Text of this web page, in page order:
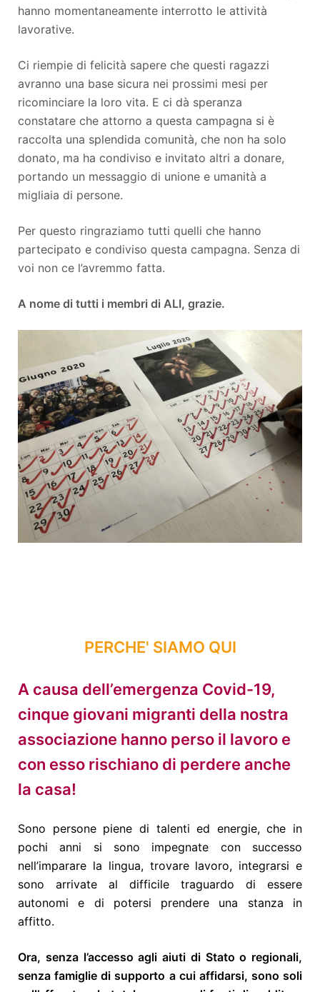
hanno momentaneamente interrotto le attività
lavorative.
Ci riempie di felicità sapere che questi ragazzi
avranno una base sicura nei prossimi mesi per
ricominciare la loro vita. E ci dà speranza
constatare che attorno a questa campagna si è
raccolta una splendida comunità, che non ha solo
donato, ma ha condiviso e invitato altri a donare,
portando un messaggio di unione e umanità a
migliaia di persone.
Per questo ringraziamo tutti quelli che hanno
partecipato e condiviso questa campagna. Senza di
voi non ce l’avremmo fatta.
A nome di tutti i membri di ALI, grazie.
PERCHE' SIAMO QUI
A causa dell’emergenza Covid-19,
cinque giovani migranti della nostra
associazione hanno perso il lavoro e
con esso rischiano di perdere anche
la casa!
Sono persone piene di talenti ed energie, che in
pochi anni si sono impegnate con successo
nell’imparare la lingua, trovare lavoro, integrarsi e
sono arrivate al difficile traguardo di essere
autonomi e di potersi prendere una stanza in
affitto.
Ora, senza l’accesso agli aiuti di Stato o regionali,
senza famiglie di supporto a cui affidarsi, sono soli